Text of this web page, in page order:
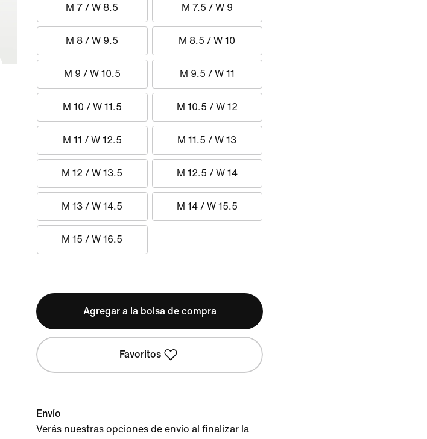
M 7 / W 8.5 M 7.5 / W 9
M 8 / W 9.5 M 8.5 / W 10
M 9 / W 10.5 M 9.5 / W 11
M 10 / W 11.5 M 10.5 / W 12
M 11 / W 12.5 M 11.5 / W 13
M 12 / W 13.5 M 12.5 / W 14
M 13 / W 14.5 M 14 / W 15.5
M 15 / W 16.5
Agregar a la bolsa de compra
Favoritos
Envío
Verás nuestras opciones de envío al finalizar la